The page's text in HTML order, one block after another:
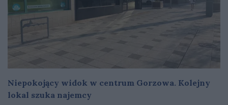
Niepokojący widok w centrum Gorzowa. Kolejny
lokal szuka najemcy